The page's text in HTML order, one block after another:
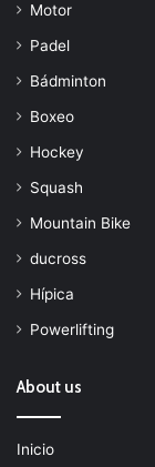
Motor
Padel
Bádminton
Boxeo
Hockey
Squash
Mountain Bike
ducross
Hípica
Powerlifting
About us
Inicio